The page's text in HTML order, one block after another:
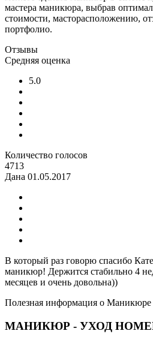
мастера маникюра, выбрав
стоимости, масторасположению,
портфолио.
Отзывы
Средняя оценка
5.0
Количество голосов
4713
Дана 01.05.2017
В который раз говорю спасибо
маникюр! Держится стабильно 4
месяцев и очень довольна))
Полезная информация о Маникюре
МАНИКЮР - УХОД